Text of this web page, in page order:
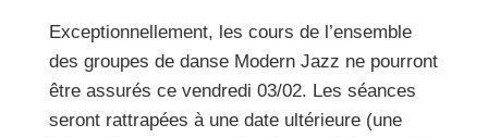
Exceptionnellement, les cours de l’ensemble
des groupes de danse Modern Jazz ne pourront
être assurés ce vendredi 03/02. Les séances
seront rattrapées à une date ultérieure (une